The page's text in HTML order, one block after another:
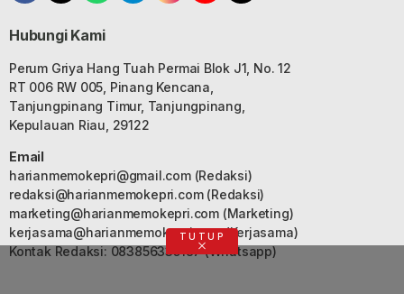
Hubungi Kami
Perum Griya Hang Tuah Permai Blok J1, No. 12
RT 006 RW 005, Pinang Kencana,
Tanjungpinang Timur, Tanjungpinang,
Kepulauan Riau, 29122
Email
harianmemokepri@gmail.com(Redaksi)
redaksi@harianmemokepri.com(Redaksi)
marketing@harianmemokepri.com(Marketing)
kerjasama@harianmemokepri.com(Kerjasama)
Kontak Redaksi: 083856335187 (Whatsapp)
TUTUP